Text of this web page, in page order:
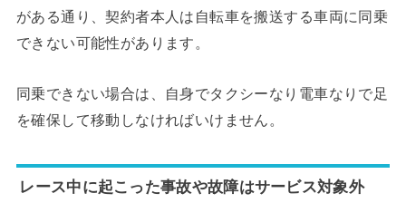
がある通り、契約者本人は自転車を搬送する車両に同乗
できない可能性があります。
同乗できない場合は、自身でタクシーなり電車なりで足
を確保して移動しなければいけません。
レース中に起こった事故や故障はサービス対象外